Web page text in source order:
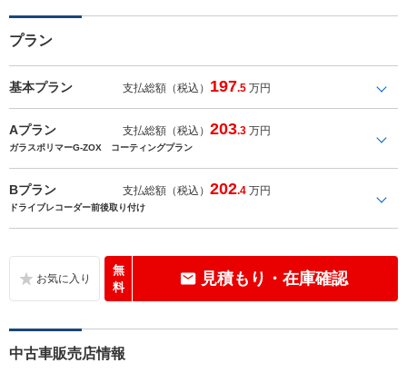
プラン
基本プラン 支払総額（税込） 197.5 万円
Aプラン 支払総額（税込）203.3 万円
ガラスポリマーG-ZOX コーティングプラン
Bプラン 支払総額（税込）202.4 万円
ドライブレコーダー前後取り付け
無
料
見積もり・在庫確認
中古車販売店情報